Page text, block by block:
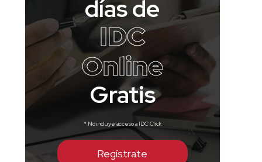
días de
IDC
Online
Gratis
* No incluye acceso a IDC Click
Regístrate